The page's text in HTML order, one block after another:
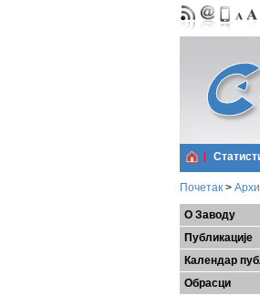
Почетак >
О Заводу
Публикације
Календар
Обрасци